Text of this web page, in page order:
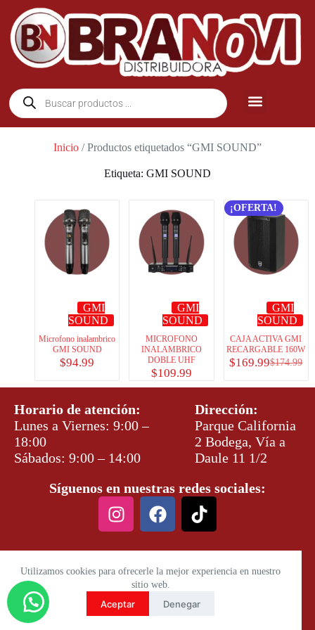
Utilizamos cookies para ofrecerle la mejor experiencia en nuestro
sitio web.
Aceptar Denegar
Inicio / Productos etiquetados “GMI SOUND”
Etiqueta: GMI SOUND
GMI
SOUND
Microfono inalambrico
GMI SOUND
$94.99
GMI
SOUND
MICROFONO
INALAMBRICO
DOBLE UHF
$109.99
¡OFERTA!
GMI
SOUND
CAJA ACTIVA GMI
RECARGABLE 160W
$174.99
$169.99
Horario de atención:
Lunes a Viernes: 9:00 –
18:00
Sábados: 9:00 – 14:00
Dirección:
Parque California
2 Bodega, Vía a
Daule 11 1/2
Síguenos en nuestras redes sociales: